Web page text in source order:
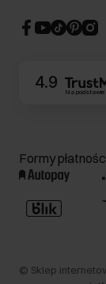
CSR
4.9
Na podstawie
Formy
© Sklep